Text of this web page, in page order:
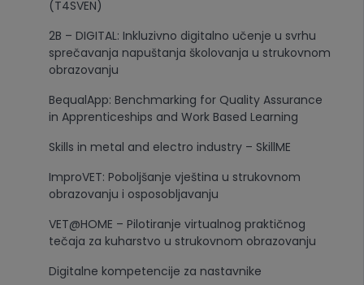
(T4SVEN)
2B – DIGITAL: Inkluzivno digitalno učenje u svrhu
sprečavanja napuštanja školovanja u strukovnom
obrazovanju
BequalApp: Benchmarking for Quality Assurance
in Apprenticeships and Work Based Learning
Skills in metal and electro industry – SkillME
ImproVET: Poboljšanje vještina u strukovnom
obrazovanju i osposobljavanju
VET@HOME – Pilotiranje virtualnog praktičnog
tečaja za kuharstvo u strukovnom obrazovanju
Digitalne kompetencije za nastavnike